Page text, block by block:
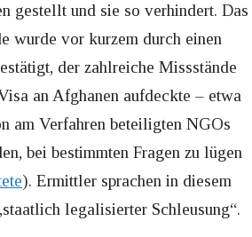
gestellt und sie so verhindert. Das
wurde vor kurzem durch einen
der zahlreiche Missstände
an Afghanen aufdeckte – etwa
am Verfahren beteiligten NGOs
bei bestimmten Fragen zu lügen
). Ermittler sprachen in diesem
legalisierter Schleusung“.